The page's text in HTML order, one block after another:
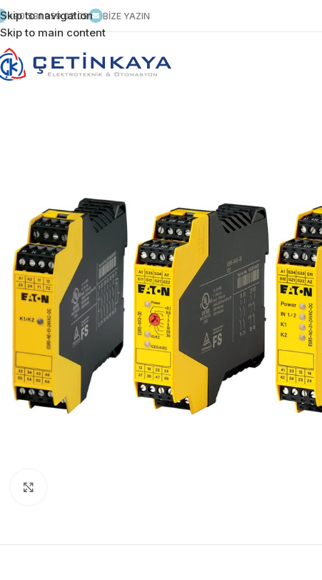
Skip to navigation
Skip to main content
+90 531 959 02 09 BİZE YAZIN